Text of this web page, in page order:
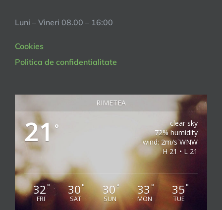
Luni – Vineri 08.00 – 16:00
Cookies
Politica de confidentialitate
RIMETEA
21°
clear sky
72% humidity
wind: 2m/s WNW
H 21 • L 21
32°
FRI
30°
SAT
30°
SUN
33°
MON
35°
TUE